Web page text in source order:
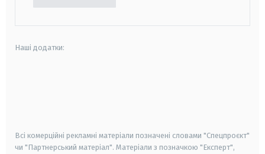
Наші додатки:
Всі комерційні рекламні матеріали позначені словами "Спецпроєкт"
чи "Партнерський матеріал". Матеріали з позначкою "Експерт",